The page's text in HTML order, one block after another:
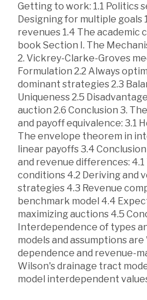
Getting to work: 1.1 Politics
Designing for multiple goals
revenues 1.4 The academic
book Section I. The
2. Vickrey-Clarke-Groves
Formulation 2.2 Always
dominant strategies 2.3
Uniqueness 2.5
auction 2.6 Conclusion 3.
and payoff equivalence: 3.1
The envelope theorem in
linear payoffs 3.4
and revenue differences:
conditions 4.2 Deriving and
strategies 4.3 Revenue
benchmark model 4.4
maximizing auctions 4.5
Interdependence of types
models and assumptions
dependence and revenue-
Wilson's drainage tract
model interdependent